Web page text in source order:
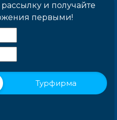
и получайте
первыми!
Турфирма